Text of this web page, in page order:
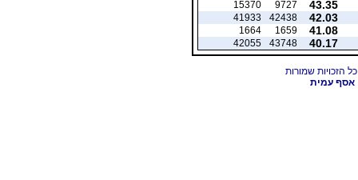
43.35
9727
15370
42.03
42438
41933
41.08
1659
1664
40.17
43748
42055
אסף עמית